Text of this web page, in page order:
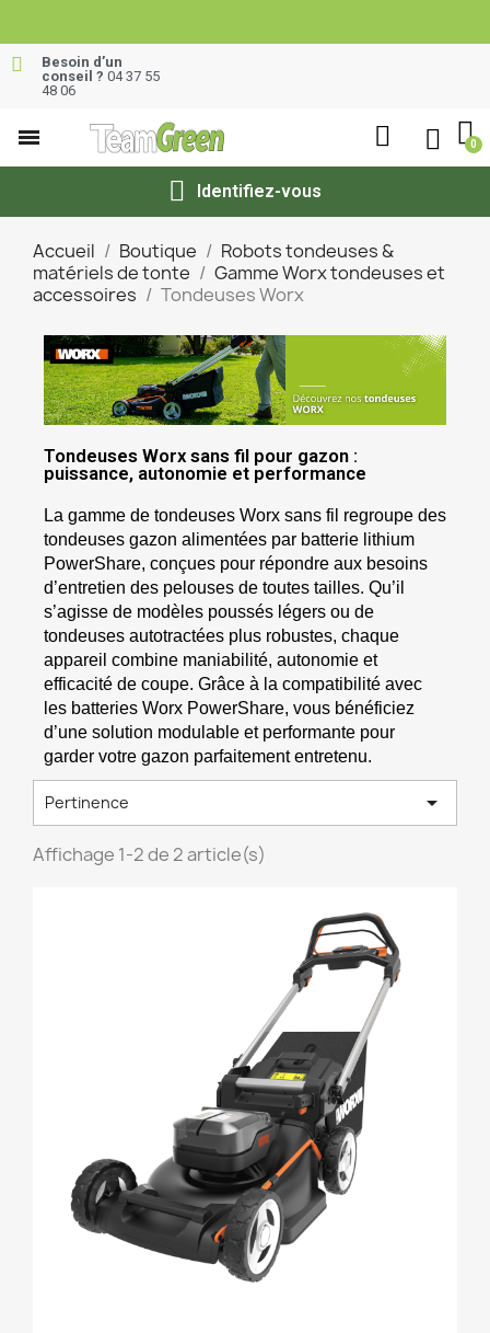
Besoin d’un
conseil ? 04 37 55
48 06
Identifiez-vous
Accueil Boutique
Robots tondeuses &
matériels de tonte
Gamme Worx tondeuses et
accessoires
Tondeuses Worx
Tondeuses Worx sans fil pour gazon :
puissance, autonomie et performance
La gamme de tondeuses Worx sans fil regroupe des
tondeuses gazon alimentées par batterie lithium
PowerShare, conçues pour répondre aux besoins
d’entretien des pelouses de toutes tailles. Qu’il
s’agisse de modèles poussés légers ou de
tondeuses autotractées plus robustes, chaque
appareil combine maniabilité, autonomie et
efficacité de coupe. Grâce à la compatibilité avec
les batteries Worx PowerShare, vous bénéficiez
d’une solution modulable et performante pour
garder votre gazon parfaitement entretenu.
Pertinence 
Affichage 1-2 de 2 article(s)